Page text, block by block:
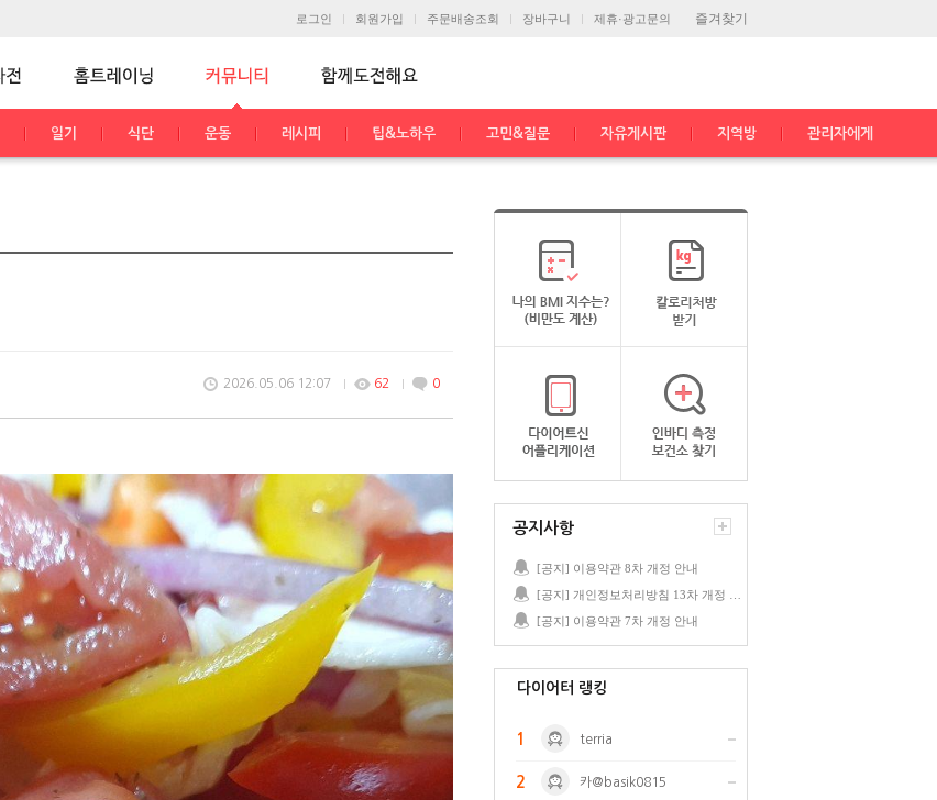
즐겨찾기
로그인 회원가입 주문배송조회 장바구니 제휴·광고문의
일기 식단 운동 레시피 팁&노하우 고민&질문 자유게시판 지역방 관리자에게
2026.05.06 12:07 62 0
공지사항
[공지] 이용약관 8차 개정 안내
[공지] 이용약관 7차 개정 안내
다이어터 랭킹
1 terria
2 카@basik0815